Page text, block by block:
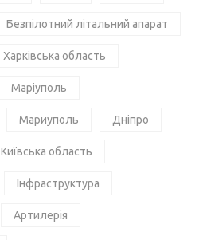
Безпілотний літальний апарат
Харківська область
Маріуполь
Мариуполь Дніпро
Київська область
Інфраструктура
Артилерія